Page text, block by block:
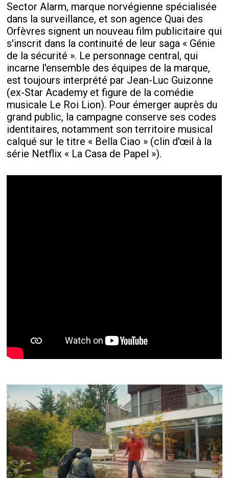
Sector Alarm, marque norvégienne spécialisée
dans la surveillance, et son agence Quai des
Orfèvres signent un nouveau film publicitaire qui
s'inscrit dans la continuité de leur saga « Génie
de la sécurité ». Le personnage central, qui
incarne l'ensemble des équipes de la marque,
est toujours interprété par Jean-Luc Guizonne
(ex-Star Academy et figure de la comédie
musicale Le Roi Lion). Pour émerger auprès du
grand public, la campagne conserve ses codes
identitaires, notamment son territoire musical
calqué sur le titre « Bella Ciao » (clin d'œil à la
série Netflix « La Casa de Papel »).